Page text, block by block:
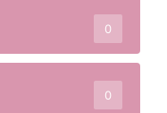
0
0